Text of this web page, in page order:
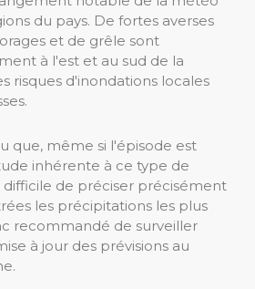
du pays. De fortes averses
et de grêle sont
à l'est et au sud de la
risques d'inondations locales
que, même si l'épisode est
inhérente à ce type de
de préciser précisément
les précipitations les plus
recommandé de surveiller
à jour des prévisions au